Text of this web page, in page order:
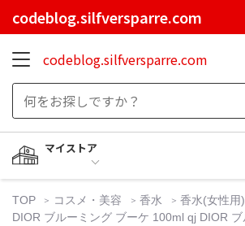
codeblog.silfversparre.com
codeblog.silfversparre.com
マイストア
TOP コスメ・美容 香水 香水(女性用)
DIOR ブルーミング ブーケ 100ml qj DIOR